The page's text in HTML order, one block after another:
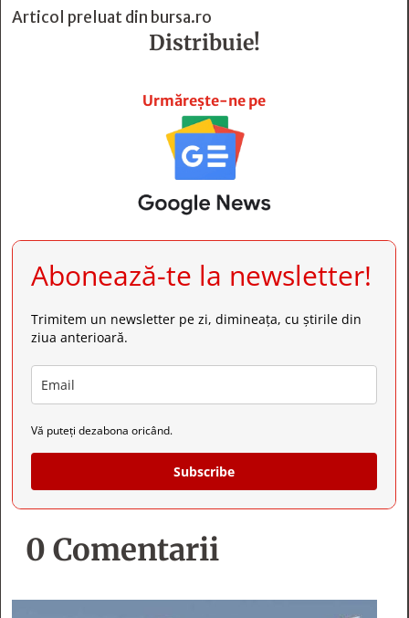
Articol preluat din bursa.ro
Distribuie!
Urmărește-ne pe
Abonează-te la newsletter!
Trimitem un newsletter pe zi, dimineața, cu știrile din
ziua anterioară.
Vă puteți dezabona oricând.
Subscribe
0 Comentarii